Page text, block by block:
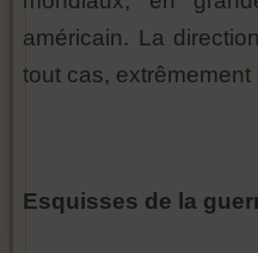
américain. La
tout cas,
Esquisses de la